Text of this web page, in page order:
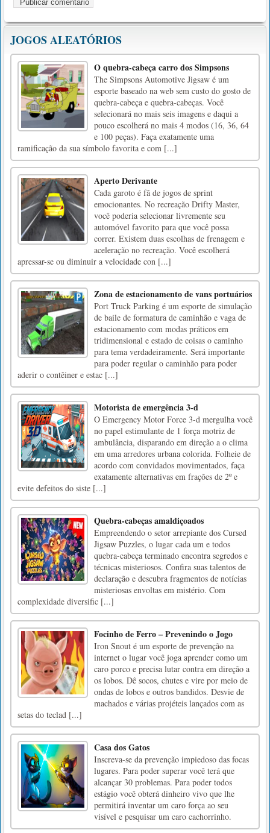
JOGOS ALEATÓRIOS
O quebra-cabeça carro dos Simpsons
The Simpsons Automotive Jigsaw é um
esporte baseado na web sem custo do gosto de
quebra-cabeça e quebra-cabeças. Você
selecionará no mais seis imagens e daqui a
pouco escolherá no mais 4 modos (16, 36, 64
e 100 peças). Faça exatamente uma
ramificação da sua símbolo favorita e com [...]
Aperto Derivante
Cada garoto é fã de jogos de sprint
emocionantes. No recreação Drifty Master,
você poderia selecionar livremente seu
automóvel favorito para que você possa
correr. Existem duas escolhas de frenagem e
aceleração no recreação. Você escolherá
apressar-se ou diminuir a velocidade con [...]
Zona de estacionamento de vans portuários
Port Truck Parking é um esporte de simulação
de baile de formatura de caminhão e vaga de
estacionamento com modas práticos em
tridimensional e estado de coisas o caminho
para tema verdadeiramente. Será importante
para poder regular o caminhão para poder
aderir o contêiner e estac [...]
Motorista de emergência 3-d
O Emergency Motor Force 3-d mergulha você
no papel estimulante de 1 força motriz de
ambulância, disparando em direção a o clima
em uma arredores urbana colorida. Folheie de
acordo com convidados movimentados, faça
exatamente alternativas em frações de 2º e
evite defeitos do siste [...]
Quebra-cabeças amaldiçoados
Empreendendo o setor arrepiante dos Cursed
Jigsaw Puzzles, o lugar cada um e todos
quebra-cabeça terminado encontra segredos e
técnicas misteriosos. Confira suas talentos de
declaração e descubra fragmentos de notícias
misteriosas envoltas em mistério. Com
complexidade diversific [...]
Focinho de Ferro – Prevenindo o Jogo
Iron Snout é um esporte de prevenção na
internet o lugar você joga aprender como um
caro porco e precisa lutar contra em direção a
os lobos. Dê socos, chutes e vire por meio de
ondas de lobos e outros bandidos. Desvie de
machados e várias projéteis lançados com as
setas do teclad [...]
Casa dos Gatos
Inscreva-se da prevenção impiedoso das focas
lugares. Para poder superar você terá que
alcançar 30 problemas. Para poder todos
estágio você obterá dinheiro vivo que lhe
permitirá inventar um caro força ao seu
visível e pesquisar um caro cachorrinho.